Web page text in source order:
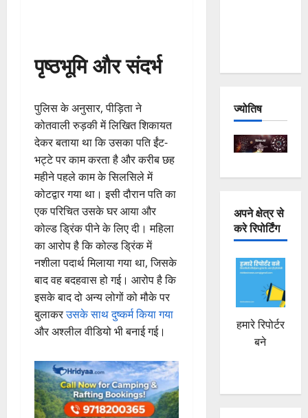
पृष्ठभूमि और संदर्भ
पुलिस के अनुसार, पीड़िता ने
कोतवाली रुड़की में लिखित शिकायत
देकर बताया था कि उसका पति ईंट-
भट्टे पर काम करता है और करीब छह
महीने पहले काम के सिलसिले में
कोटद्वार गया था। इसी दौरान पति का
एक परिचित उसके घर आया और
कोल्ड ड्रिंक पीने के लिए दी। महिला
का आरोप है कि कोल्ड ड्रिंक में
नशीला पदार्थ मिलाया गया था, जिसके
बाद वह बदहवास हो गई। आरोप है कि
इसके बाद दो अन्य लोगों को मौके पर
बुलाकरउसके साथ दुष्कर्म किया गया
और अश्लील वीडियो भी बनाई गई।
ज्योतिष
अपने क्षेत्र से
करे रिपोर्टिंग
हमारे रिपोर्टर
बने